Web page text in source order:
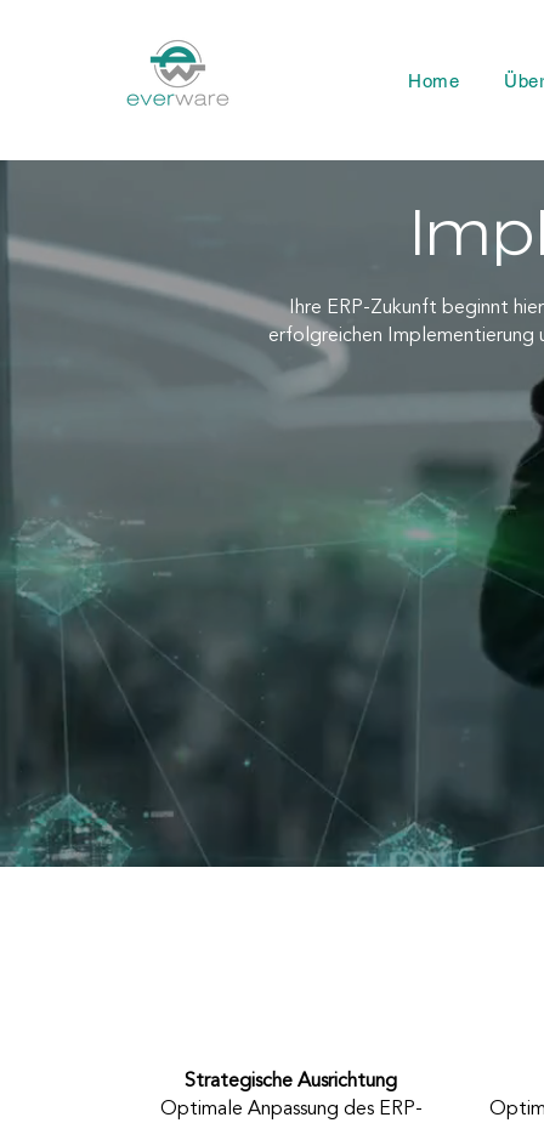
Home
Ihre ERP-Zukunft beginnt
erfolgreichen Implementierung
Strategische Ausrichtung
Optimale Anpassung des ERP-